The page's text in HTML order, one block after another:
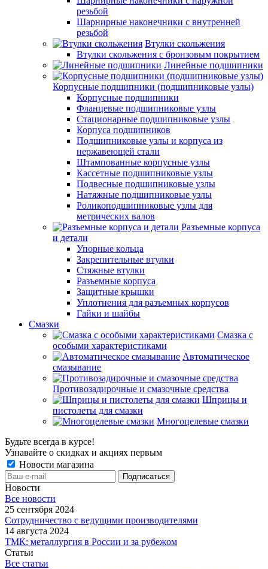
резьбой
Шарнирные наконечники с внутренней
резьбой
Втулки скольжения
Втулки скольжения с бронзовым покрытием
Линейные подшипники
Корпусные подшипники (подшипниковые узлы)
Корпусные подшипники
Фланцевые подшипниковые узлы
Стационарные подшипниковые узлы
Корпуса подшипников
Подшипниковые узлы и корпуса из
нержавеющей стали
Штампованные корпусные узлы
Кассетные подшипниковые узлы
Подвесные подшипниковые узлы
Натяжные подшипниковые узлы
Роликоподшипниковые узлы для
метрических валов
Разъемные корпуса
и детали
Упорные кольца
Закрепительные втулки
Стяжные втулки
Разъемные корпуса
Защитные крышки
Уплотнения для разъемных корпусов
Гайки и шайбы
Смазки
Смазка с
особыми характеристиками
Автоматическое
смазывание
Противозадирочные и смазочные средства
Шприцы и
пистолеты для смазки
Многоцелевые смазки
Будьте всегда в курсе!
Узнавайте о скидках и акциях первым
Новости магазина
Новости
Все новости
25 сентября 2024
Сотрудничество с ведущими производителями
14 августа 2024
ТМК: металлургия в России и за рубежом
Статьи
Все статьи